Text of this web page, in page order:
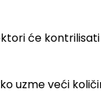
će
uzme veći